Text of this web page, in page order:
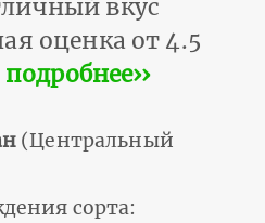
вкус
оценка от 4.5
подробнее››
(Центральный
сорта: